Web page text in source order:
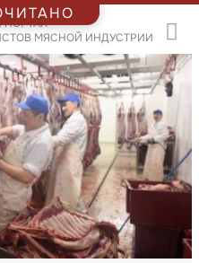
МЯСНОЙ ИНДУСТРИИ